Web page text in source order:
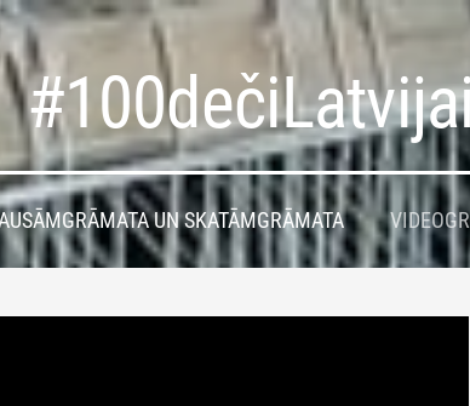
UN SKATĀMGRĀMATA